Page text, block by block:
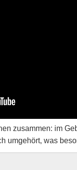
zusammen: im
umgehört, was